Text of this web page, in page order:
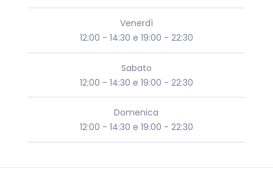
Venerdì
12:00 - 14:30 e 19:00 - 22:30
Sabato
12:00 - 14:30 e 19:00 - 22:30
Domenica
12:00 - 14:30 e 19:00 - 22:30